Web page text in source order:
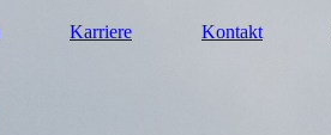
Karriere Kontakt